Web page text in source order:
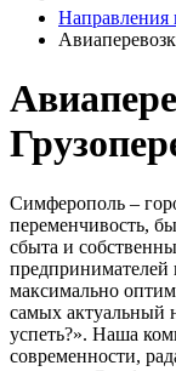
Направления
Симферополь –
переменчивость,
сбыта и
предпринимателей
максимально
самых актуальный
успеть?». Наша
современности,